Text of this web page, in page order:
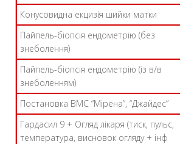
Конусовидна екцизія шийки матки
Пайпель-біопсія ендометрію (без
знеболення)
Пайпель-біопсія ендометрію (із в/в
знеболенням)
Постановка ВМС “Мірена”, “Джайдес”
Гардасил 9 + Огляд лікаря (тиск, пульс,
температура, висновок огляду + інф